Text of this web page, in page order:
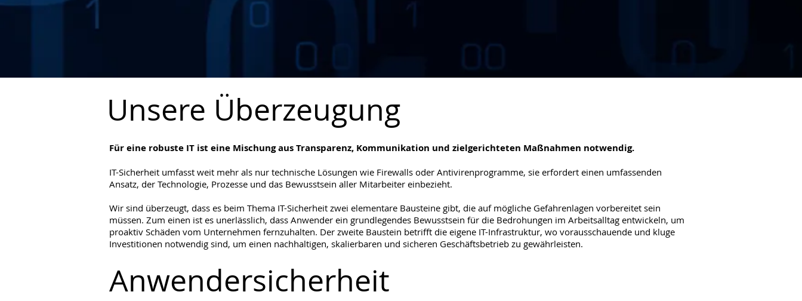
Unsere Überzeugung
Für eine robuste IT ist eine Mischung aus Transparenz, Kommunikation und zielgerichteten Maßnahmen notwendig.
​IT-Sicherheit umfasst weit mehr als nur technische Lösungen wie Firewalls oder Antivirenprogramme, sie erfordert einen umfassenden
Ansatz, der Technologie, Prozesse und das Bewusstsein aller Mitarbeiter einbezieht.
Wir sind überzeugt, dass es beim Thema IT-Sicherheit zwei elementare Bausteine gibt, die auf mögliche Gefahrenlagen vorbereitet sein
müssen. Zum einen ist es unerlässlich, dass Anwender ein grundlegendes Bewusstsein für die Bedrohungen im Arbeitsalltag entwickeln, um
proaktiv Schäden vom Unternehmen fernzuhalten. Der zweite Baustein betrifft die eigene IT-Infrastruktur, wo vorausschauende und kluge
Investitionen notwendig sind, um einen nachhaltigen, skalierbaren und sicheren Geschäftsbetrieb zu gewährleisten.
Anwendersicherheit